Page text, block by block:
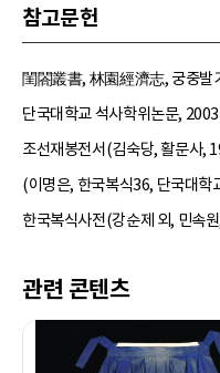
참고문헌
閨閤叢書, 林園經濟志, 궁중발
단국대학교 석사학위논문,
조선재봉전서(김숙당, 활문사,
(이명은, 한국복식36, 단국대
한국복식사전(강순제 외, 민속
관련 콘텐츠